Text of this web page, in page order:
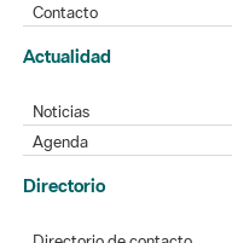
Contacto
Actualidad
Noticias
Agenda
Directorio